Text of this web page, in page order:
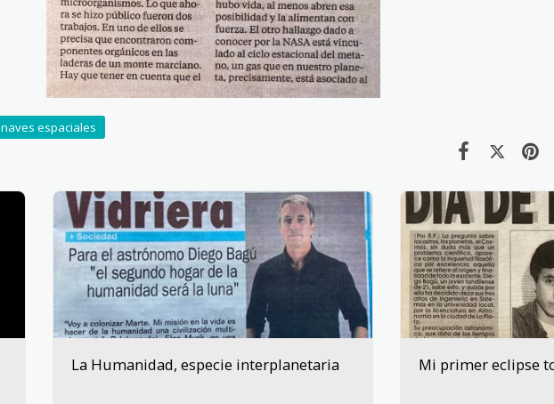
naves espaciales
La Humanidad, especie interplanetaria Mi primer eclipse